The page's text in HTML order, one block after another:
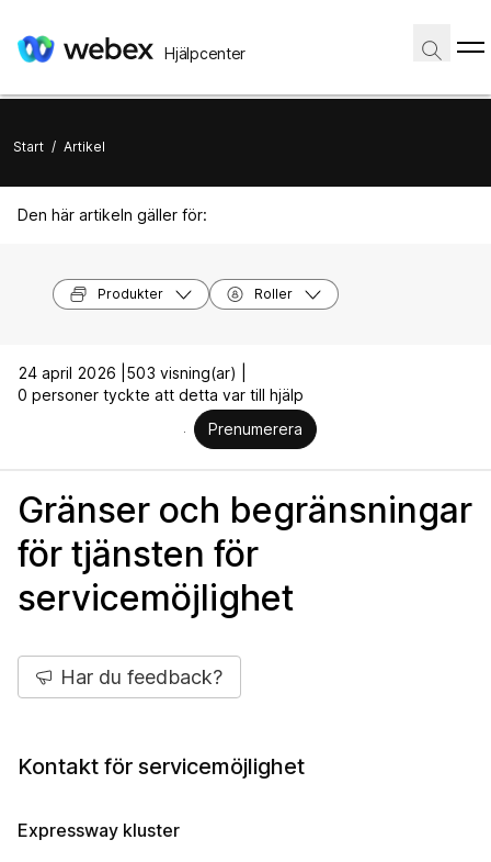
Hjälpcenter
Start / Artikel
Den här artikeln gäller för:
Produkter Roller
24 april 2026 | 503 visning(ar) |
0 personer tyckte att detta var till hjälp
Prenumerera
Gränser och begränsningar
för tjänsten för
servicemöjlighet
Har du feedback?
Kontakt för servicemöjlighet
Expressway kluster